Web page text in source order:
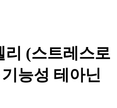
리 (스트레스로
능성 테아닌